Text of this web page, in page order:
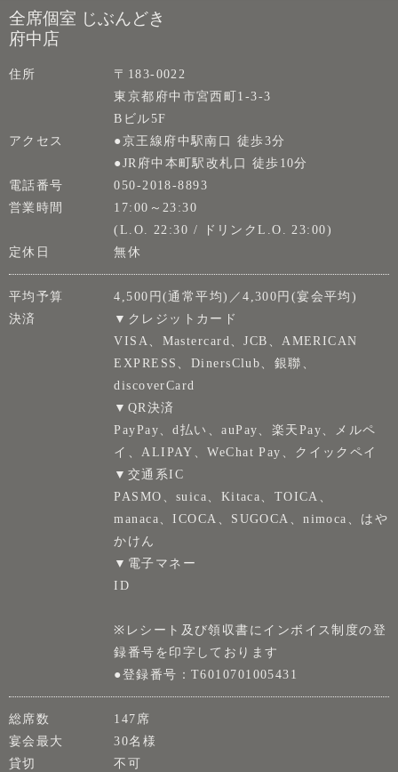
全席個室 じぶんどき
府中店
住所
〒183-0022
東京都府中市宮西町1-3-3
Bビル5F
アクセス
●京王線府中駅南口 徒歩3分
●JR府中本町駅改札口 徒歩10分
電話番号
050-2018-8893
営業時間
17:00～23:30
(L.O. 22:30 / ドリンクL.O. 23:00)
定休日
無休
平均予算
4,500円(通常平均)／4,300円(宴会平均)
決済
▼クレジットカード
VISA、Mastercard、JCB、AMERICAN
EXPRESS、DinersClub、銀聯、
discoverCard
▼QR決済
PayPay、d払い、auPay、楽天Pay、メルペ
イ、ALIPAY、WeChat Pay、クイックペイ
▼交通系IC
PASMO、suica、Kitaca、TOICA、
manaca、ICOCA、SUGOCA、nimoca、はや
かけん
▼電子マネー
ID
※レシート及び領収書にインボイス制度の登
録番号を印字しております
●登録番号：T6010701005431
総席数
147席
宴会最大
30名様
貸切
不可